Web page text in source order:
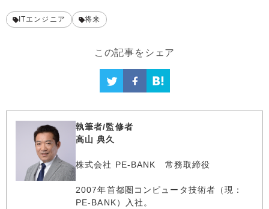
ITエンジニア 将来
この記事をシェア
執筆者/監修者
高山 典久
株式会社 PE-BANK 常務取締役
2007年首都圏コンピュータ技術者（現：
PE-BANK）入社。